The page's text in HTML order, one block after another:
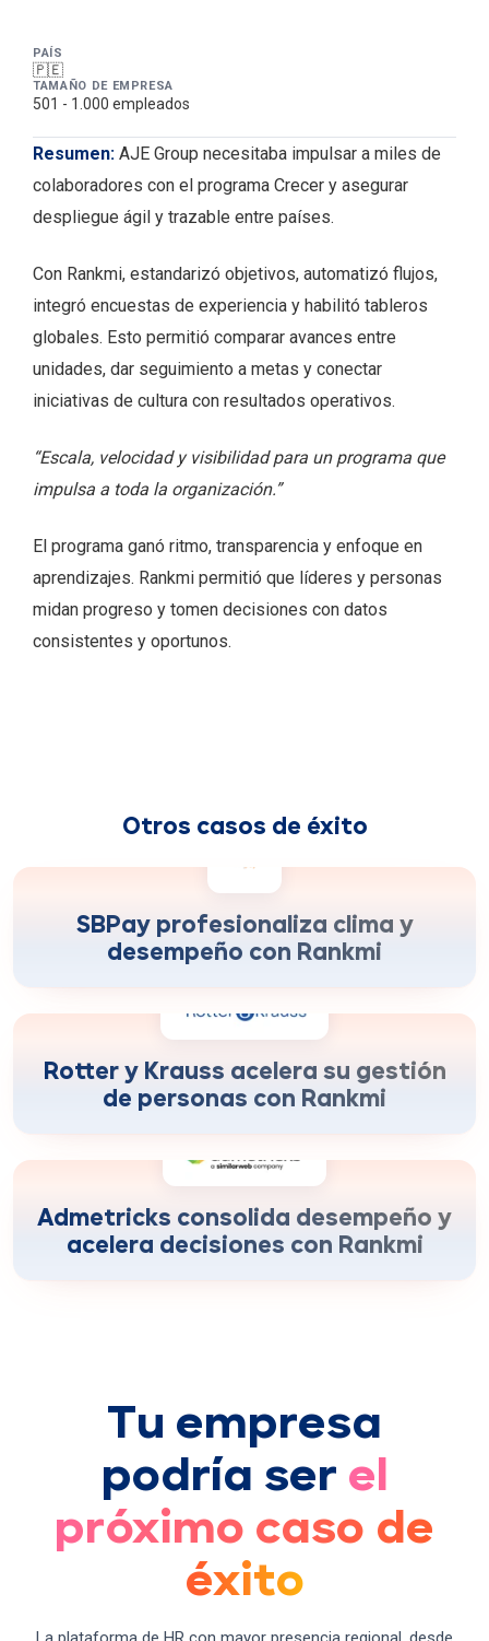
PAÍS
🇵🇪
TAMAÑO DE EMPRESA
501 - 1.000 empleados
Descripción y
Resumen:AJE Group necesitaba impulsar a miles de
colaboradores con el programa Crecer y asegurar
despliegue ágil y trazable entre países.
Con Rankmi, estandarizó objetivos, automatizó flujos,
integró encuestas de experiencia y habilitó tableros
globales. Esto permitió comparar avances entre
unidades, dar seguimiento a metas y conectar
iniciativas de cultura con resultados operativos.
“Escala, velocidad y visibilidad para un programa que
impulsa a toda la organización.”
El programa ganó ritmo, transparencia y enfoque en
aprendizajes. Rankmi permitió que líderes y personas
midan progreso y tomen decisiones con datos
consistentes y oportunos.
Otros casos de éxito
+150%decisiones con datos
SBPay profesionaliza clima y
desempeño con Rankmi
-72%procesos
Rotter y Krauss acelera su gestión
de personas con Rankmi
+175%basadas en datos
Admetricks consolida desempeño y
acelera decisiones con Rankmi
Tu empresa
podría ser el
próximo caso de
éxito